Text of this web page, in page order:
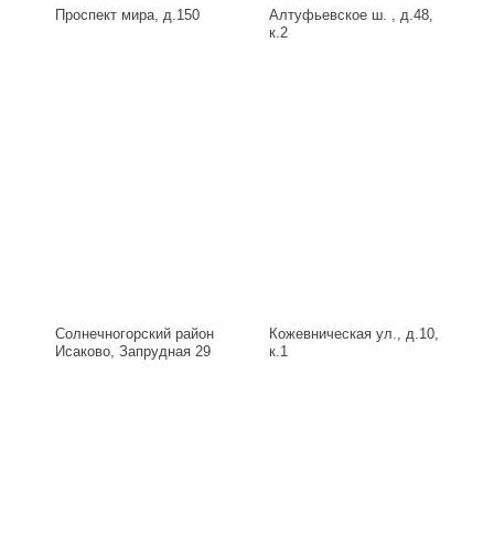
Проспект мира, д.150
Алтуфьевское ш. , д.48,
к.2
Солнечногорский район
Исаково, Запрудная 29
Кожевническая ул., д.10,
к.1